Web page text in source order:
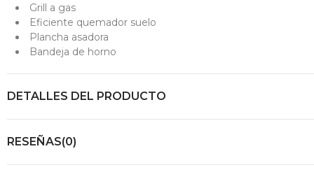
Grill a gas
Eficiente quemador suelo
Plancha asadora
Bandeja de horno
DETALLES DEL PRODUCTO
RESEÑAS(0)